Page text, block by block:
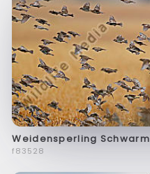
Weidensperling Schwarm
f83528